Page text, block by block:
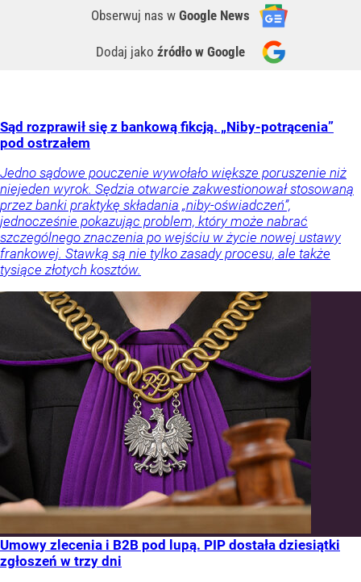
Obserwuj nas w Google News
Dodaj jako źródło w Google
Sąd rozprawił się z bankową fikcją. „Niby-potrącenia”
pod ostrzałem
Jedno sądowe pouczenie wywołało większe poruszenie niż
niejeden wyrok. Sędzia otwarcie zakwestionował stosowaną
przez banki praktykę składania „niby-oświadczeń”,
jednocześnie pokazując problem, który może nabrać
szczególnego znaczenia po wejściu w życie nowej ustawy
frankowej. Stawką są nie tylko zasady procesu, ale także
tysiące złotych kosztów.
Umowy zlecenia i B2B pod lupą. PIP dostała dziesiątki
zgłoszeń w trzy dni